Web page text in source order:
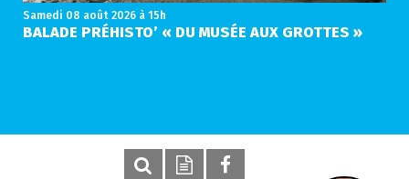
Samedi 08 août 2026à 15h
BALADE PRÉHISTO’ « DU MUSÉE AUX GROTTES »